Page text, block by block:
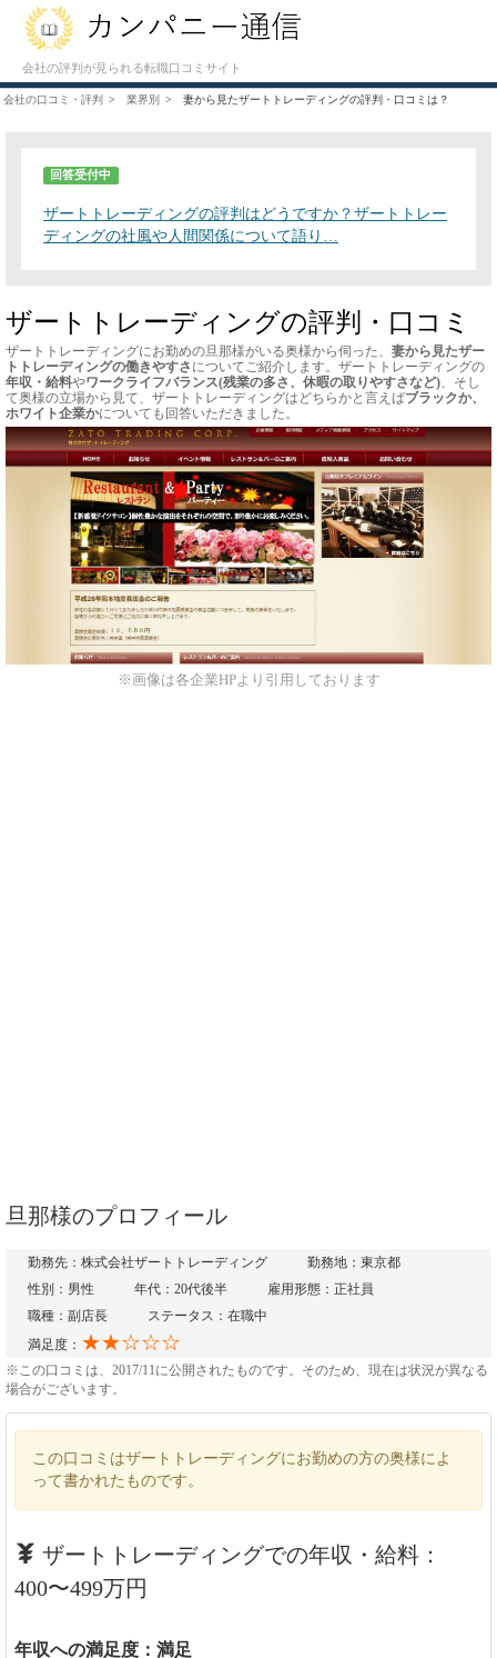
会社の評判が見られる転職口コミサイト
会社の口コミ・評判 業界別 妻から見たザートトレーディングの評判・口コミは？
回答受付中
ザートトレーディングの評判はどうですか？ザートトレー
ディングの社風や人間関係について語り…
ザートトレーディングの評判・口コミ
ザートトレーディングにお勤めの旦那様がいる奥様から伺った、 妻から見たザー
トトレーディングの働きやすさ についてご紹介します。ザートトレーディングの
年収・給料やワークライフバランス(残業の多さ、休暇の取りやすさなど)、そし
て奥様の立場から見て、ザートトレーディングはどちらかと言えばブラックか、
ホワイト企業かについても回答いただきました。
※画像は各企業HPより引用しております
旦那様のプロフィール
勤務先：株式会社ザートトレーディング
勤務地：東京都
性別：男性
年代：20代後半
雇用形態：正社員
職種：副店長
ステータス：在職中
満足度： ★★☆☆☆
※この口コミは、2017/11に公開されたものです。そのため、現在は状況が異なる
場合がございます。
この口コミはザートトレーディングにお勤めの方の奥様によ
って書かれたものです。
ザートトレーディングでの年収・給料：
400〜499万円
年収への満足度：満足